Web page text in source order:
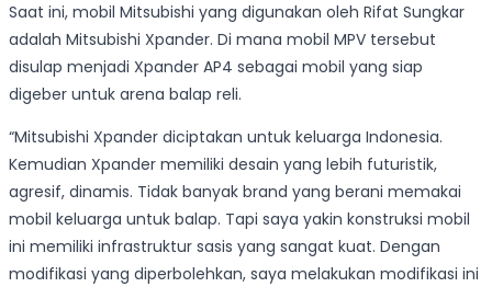
Saat ini, mobil Mitsubishi yang digunakan oleh Rifat Sungkar
adalah Mitsubishi Xpander. Di mana mobil MPV tersebut
disulap menjadi Xpander AP4 sebagai mobil yang siap
digeber untuk arena balap reli.
“Mitsubishi Xpander diciptakan untuk keluarga Indonesia.
Kemudian Xpander memiliki desain yang lebih futuristik,
agresif, dinamis. Tidak banyak brand yang berani memakai
mobil keluarga untuk balap. Tapi saya yakin konstruksi mobil
ini memiliki infrastruktur sasis yang sangat kuat. Dengan
modifikasi yang diperbolehkan, saya melakukan modifikasi ini